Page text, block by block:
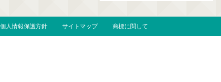
個人情報保護方針 サイトマップ 商標に関して